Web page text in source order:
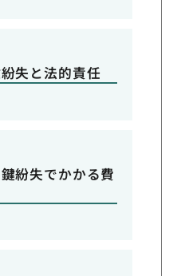
失と法的責任
紛失でかかる費